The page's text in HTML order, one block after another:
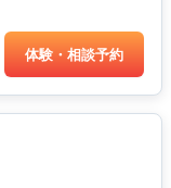
体験・相談予約